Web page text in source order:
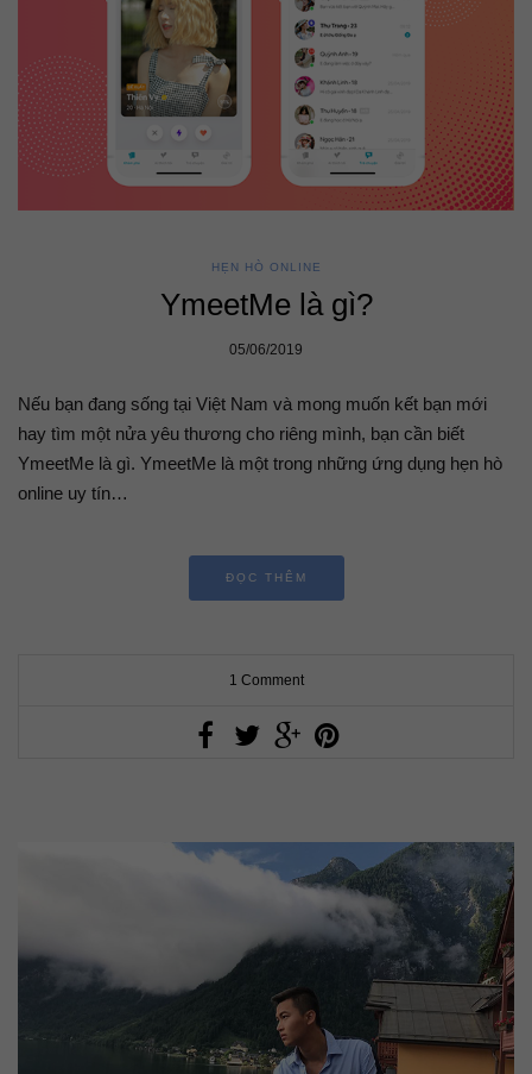
HẸN HÒ ONLINE
YmeetMe là gì?
05/06/2019
Nếu bạn đang sống tại Việt Nam và mong muốn kết bạn mới
hay tìm một nửa yêu thương cho riêng mình, bạn cần biết
YmeetMe là gì. YmeetMe là một trong những ứng dụng hẹn hò
online uy tín…
ĐỌC THÊM
1 Comment